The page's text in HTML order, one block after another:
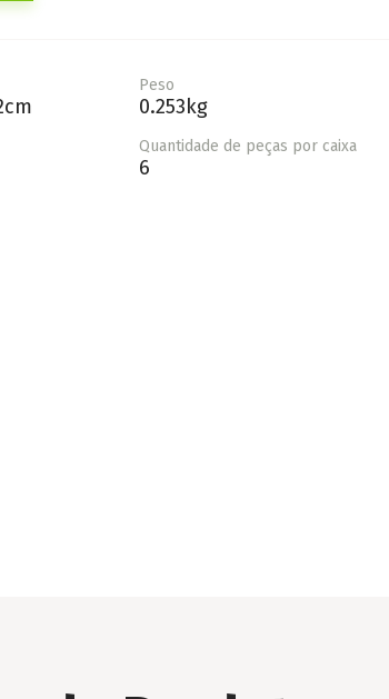
Peso
0.253kg
Quantidade de peças por caixa
6